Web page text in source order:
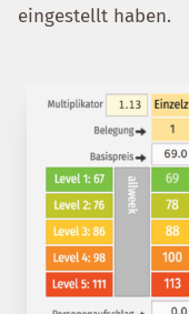
eingestellt haben.